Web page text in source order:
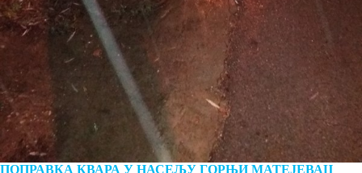
ПОПРАВКА КВАРА У НАСЕЉУ ГОРЊИ МАТЕЈЕВАЦ